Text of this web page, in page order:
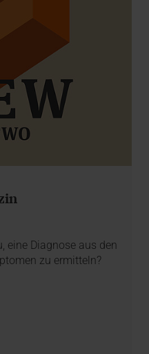
eine Diagnose aus den
zu ermitteln?